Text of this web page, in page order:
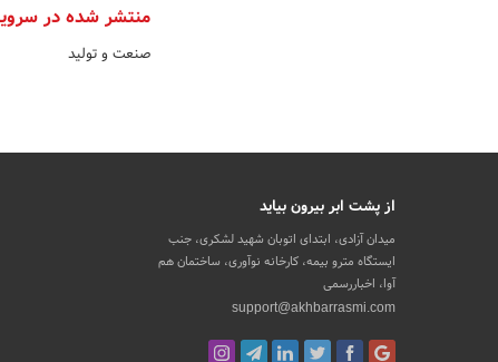
منتشر شده در
صنعت و تولید
از پشت ابر بیرون بیاید
میدان آزادی، ابتدای اتوبان شهید لشکری، جنب
ایستگاه مترو بیمه، کارخانه نوآوری، ساختمان هم
آوا، اخباررسمی
support@akhbarrasmi.com